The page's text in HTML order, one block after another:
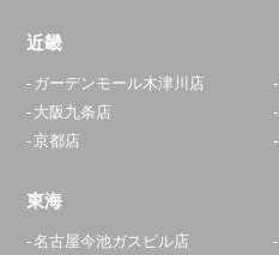
0120-268-195
近畿
ガーデンモール木津川店
大阪九条店
京都店
東海
名古屋今池ガスビル店